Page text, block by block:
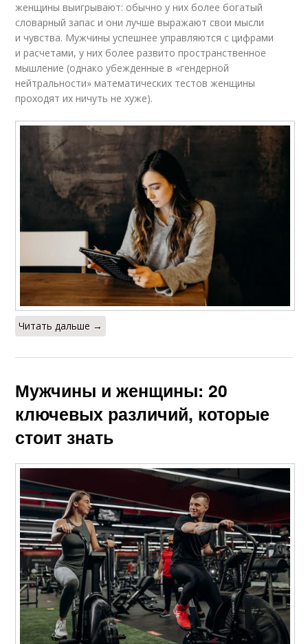
женщины выигрывают: обычно у них более богатый
словарный запас и они лучше выражают свои мысли
и чувства. Мужчины успешнее управляются с цифрами
и расчетами, у них более развито пространственное
мышление (однако убежденные в «гендерной
нейтральности» математических тестов женщины
проходят их ничуть не хуже).
Читать дальше →
Мужчины и женщины: 20
ключевых различий, которые
стоит знать